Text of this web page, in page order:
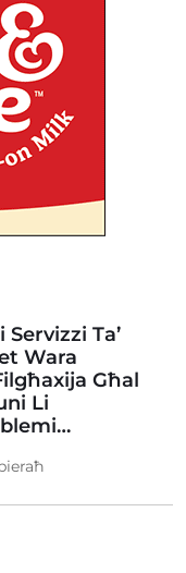
Ta’
Wara
Għal
Li